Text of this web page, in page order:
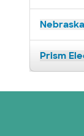
Prism